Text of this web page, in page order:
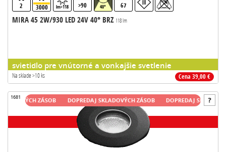
2 3000 lm>118 >90 40° 67
MIRA 45 2W/930 LED 24V 40° BRZ 118 lm
svietidlo pre vnútorné a vonkajšie svetlenie
Na sklade >10 ks Cena 39,00 €
1681 ZÁSOB DOPREDAJ SKLADOVÝCH ZÁSOB DOPREDAJ SKLADOVÝCH